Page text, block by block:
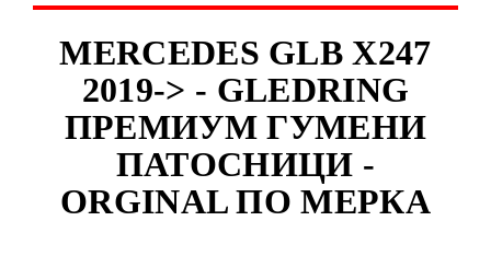
MERCEDES GLB X247
2019-> - GLEDRING
ПРЕМИУМ ГУМЕНИ
ПАТОСНИЦИ -
ORGINAL ПО МЕРКА